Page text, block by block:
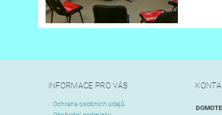
INFORMACE PRO VÁS
Ochrana osobních údajů.